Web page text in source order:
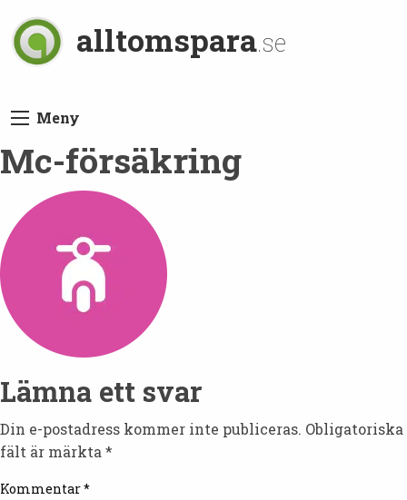
alltomspara.se
Meny
Mc-försäkring
Lämna ett svar
Din e-postadress kommer inte publiceras. Obligatoriska
fält är märkta *
Kommentar*